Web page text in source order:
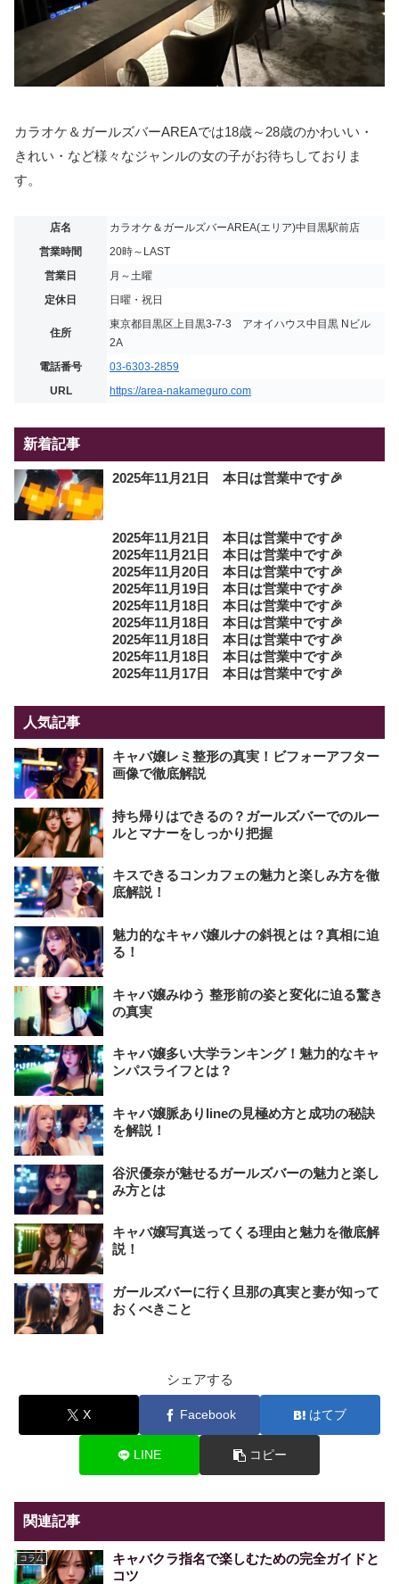
カラオケ＆ガールズバーAREAでは18歳～28歳のかわいい・
きれい・など様々なジャンルの女の子がお待ちしておりま
す。
店名
カラオケ＆ガールズバーAREA(エリア)中目黒駅前店
営業時間
20時～LAST
営業日
月～土曜
定休日
日曜・祝日
住所
東京都目黒区上目黒3-7-3 アオイハウス中目黒 Nビル
2A
電話番号
03-6303-2859
URL
https://area-nakameguro.com
新着記事
2025年11月21日 本日は営業中です🎉
2025年11月21日 本日は営業中です🎉
2025年11月21日 本日は営業中です🎉
2025年11月20日 本日は営業中です🎉
2025年11月19日 本日は営業中です🎉
2025年11月18日 本日は営業中です🎉
2025年11月18日 本日は営業中です🎉
2025年11月18日 本日は営業中です🎉
2025年11月18日 本日は営業中です🎉
2025年11月17日 本日は営業中です🎉
人気記事
キャバ嬢レミ整形の真実！ビフォーアフター
画像で徹底解説
持ち帰りはできるの？ガールズバーでのルー
ルとマナーをしっかり把握
キスできるコンカフェの魅力と楽しみ方を徹
底解説！
魅力的なキャバ嬢ルナの斜視とは？真相に迫
る！
キャバ嬢みゆう 整形前の姿と変化に迫る驚き
の真実
キャバ嬢多い大学ランキング！魅力的なキャ
ンパスライフとは？
キャバ嬢脈ありlineの見極め方と成功の秘訣
を解説！
谷沢優奈が魅せるガールズバーの魅力と楽し
み方とは
キャバ嬢写真送ってくる理由と魅力を徹底解
説！
ガールズバーに行く旦那の真実と妻が知って
おくべきこと
シェアする
X Facebook はてブ
LINE コピー
関連記事
コラム
キャバクラ指名で楽しむための完全ガイドと
コツ